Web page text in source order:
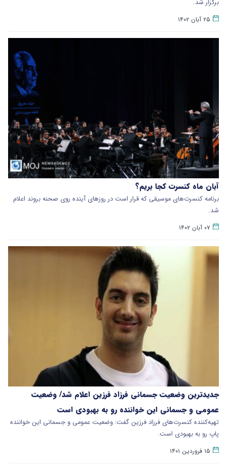
برگزار شد.
۲۵ آبان ۱۴۰۲
آبان ماه کنسرت کجا بریم؟
برنامه کنسرت‌های موسیقی که قرار است در روزهای آینده روی صحنه بروند اعلام
شد.
۰۷ آبان ۱۴۰۲
جدیدترین وضعیت جسمانی فرزاد فرزین اعلام شد/ وضعیت
عمومی و جسمانی این خواننده رو به بهبودی است
تهیه‌کننده کنسرت‌های فرزاد فرزین گفت: وضعیت عمومی و جسمانی این خواننده
پاپ رو به بهبودی است.
۱۵ فروردین ۱۴۰۱